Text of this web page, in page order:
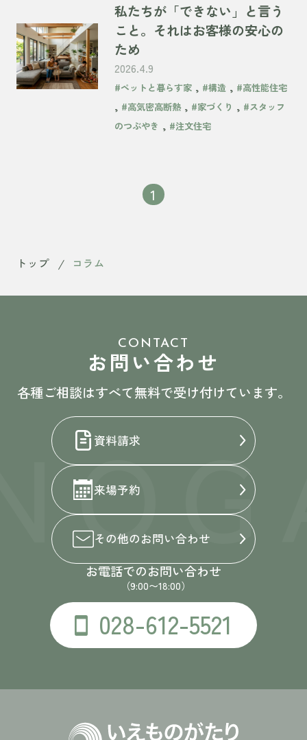
私たちが「できない」と言う
こと。それはお客様の安心の
ため
2026.4.9
#ペットと暮らす家 , #構造 , #高性能住宅
, #高気密高断熱, #家づくり , #スタッフ
のつぶやき , #注文住宅
1
トップ コラム
CONTACT
お問い合わせ
各種ご相談はすべて無料で受け付けています。
資料請求
来場予約
その他のお問い合わせ
お電話でのお問い合わせ
（9:00〜18:00）
028-612-5521